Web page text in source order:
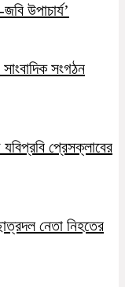
উপাচার্য’
সংগঠন
যবিপ্রবি প্রেসক্লাবের
নেতা নিহতের